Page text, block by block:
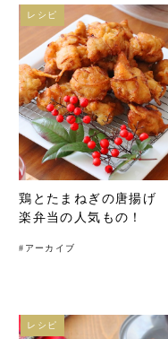
鶏とたまねぎの唐揚げ
楽弁当の人気もの！
# アーカイブ
レシピ
レシピ